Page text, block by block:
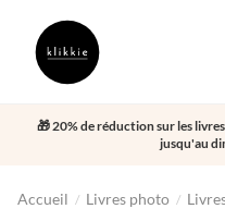
🎁 20% de réduction sur les
jusqu'au
Accueil / Livres photo /